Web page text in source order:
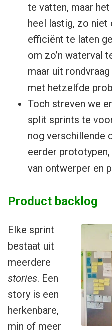
te vatten, maar
heel lastig, zo niet
efficiënt te laten
om zo’n waterval
maar uit
met hetzelfde
Toch streven we
split sprints te
nog verschillende
eerder
van ontwerper en
Product backlog
Elke sprint
bestaat uit
meerdere
stories. Een
story is een
herkenbare,
min of meer